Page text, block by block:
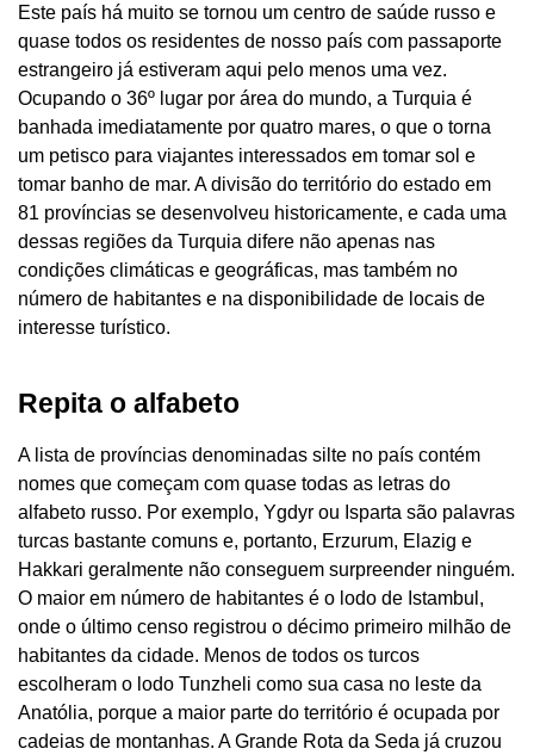
Este país há muito se tornou um centro de saúde russo e
quase todos os residentes de nosso país com passaporte
estrangeiro já estiveram aqui pelo menos uma vez.
Ocupando o 36º lugar por área do mundo, a Turquia é
banhada imediatamente por quatro mares, o que o torna
um petisco para viajantes interessados ​​em tomar sol e
tomar banho de mar. A divisão do território do estado em
81 províncias se desenvolveu historicamente, e cada uma
dessas regiões da Turquia difere não apenas nas
condições climáticas e geográficas, mas também no
número de habitantes e na disponibilidade de locais de
interesse turístico.
Repita o alfabeto
A lista de províncias denominadas silte no país contém
nomes que começam com quase todas as letras do
alfabeto russo. Por exemplo, Ygdyr ou Isparta são palavras
turcas bastante comuns e, portanto, Erzurum, Elazig e
Hakkari geralmente não conseguem surpreender ninguém.
O maior em número de habitantes é o lodo de Istambul,
onde o último censo registrou o décimo primeiro milhão de
habitantes da cidade. Menos de todos os turcos
escolheram o lodo Tunzheli como sua casa no leste da
Anatólia, porque a maior parte do território é ocupada por
cadeias de montanhas. A Grande Rota da Seda já cruzou